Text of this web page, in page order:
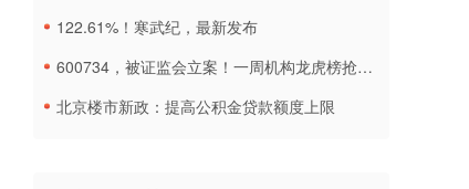
122.61%！寒武纪，最新发布
600734，被证监会立案！一周机构龙虎榜抢筹名单出炉
北京楼市新政：提高公积金贷款额度上限